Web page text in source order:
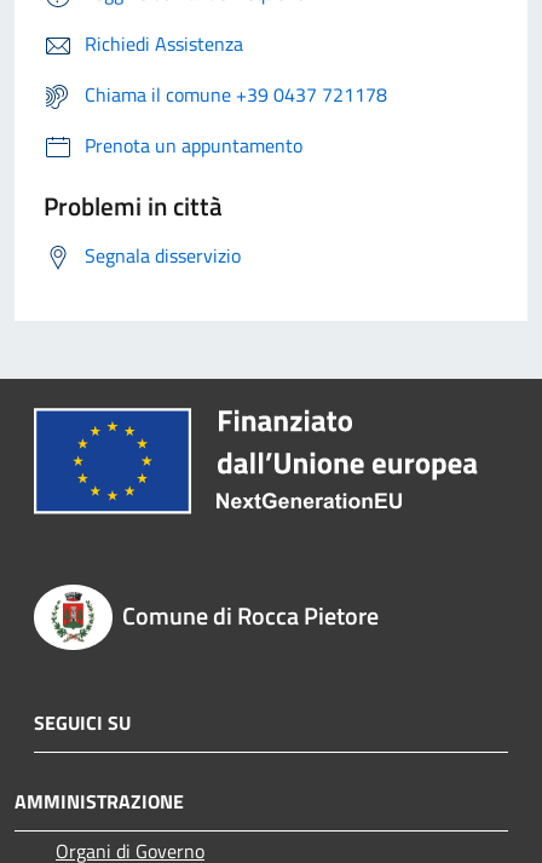
Richiedi Assistenza
Chiama il comune +39 0437 721178
Prenota un appuntamento
Problemi in città
Segnala disservizio
Comune di Rocca Pietore
SEGUICI SU
AMMINISTRAZIONE
Organi di Governo